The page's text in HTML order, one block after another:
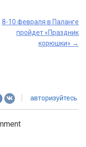
8-10 февраля в Паланге
пройдет «Праздник
корюшки» →
авторизуйтесь